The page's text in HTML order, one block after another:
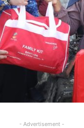
- Advertisement -